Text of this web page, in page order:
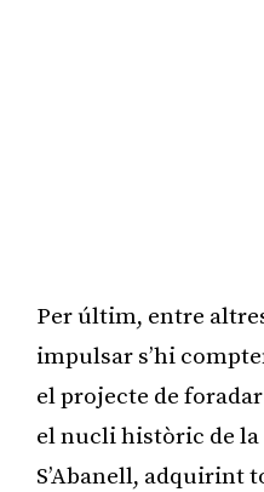
Per últim, entre
impulsar s’hi
el projecte de
el nucli històric de
S’Abanell, adquirint